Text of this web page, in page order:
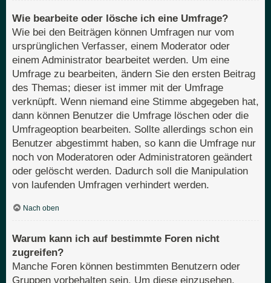
Wie bearbeite oder lösche ich eine Umfrage?
Wie bei den Beiträgen können Umfragen nur vom
ursprünglichen Verfasser, einem Moderator oder
einem Administrator bearbeitet werden. Um eine
Umfrage zu bearbeiten, ändern Sie den ersten Beitrag
des Themas; dieser ist immer mit der Umfrage
verknüpft. Wenn niemand eine Stimme abgegeben hat,
dann können Benutzer die Umfrage löschen oder die
Umfrageoption bearbeiten. Sollte allerdings schon ein
Benutzer abgestimmt haben, so kann die Umfrage nur
noch von Moderatoren oder Administratoren geändert
oder gelöscht werden. Dadurch soll die Manipulation
von laufenden Umfragen verhindert werden.
Nach oben
Warum kann ich auf bestimmte Foren nicht
zugreifen?
Manche Foren können bestimmten Benutzern oder
Gruppen vorbehalten sein. Um diese einzusehen,